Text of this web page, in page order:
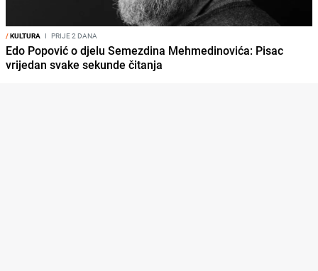
/KULTURA I PRIJE 2 DANA
Edo Popović o djelu Semezdina Mehmedinovića: Pisac
vrijedan svake sekunde čitanja